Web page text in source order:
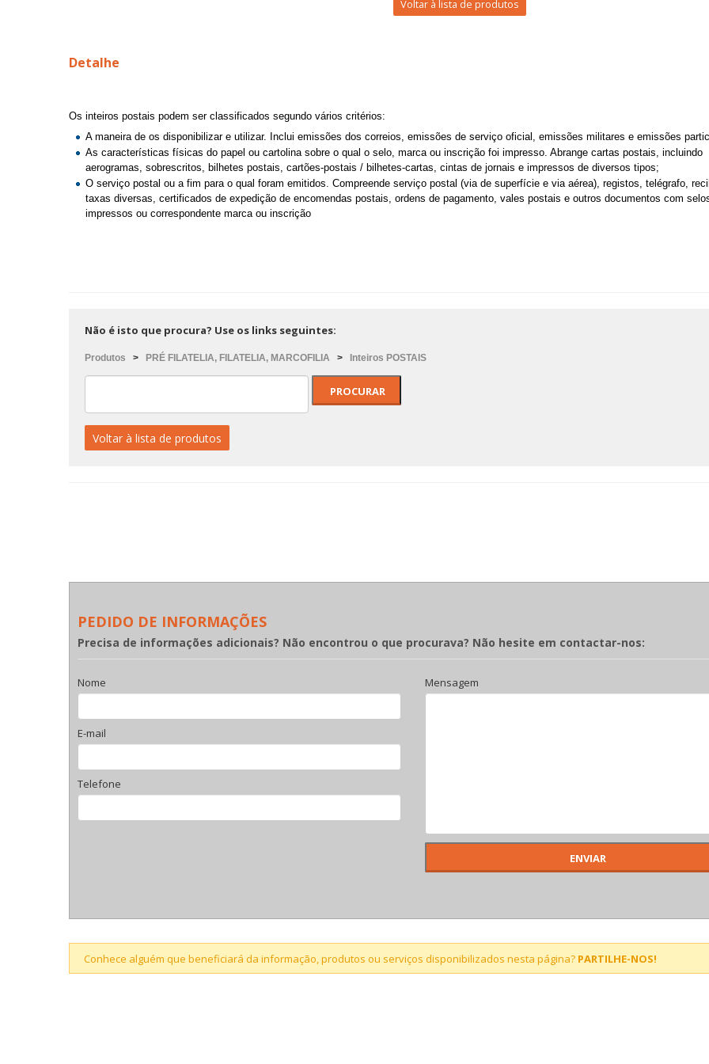
Voltar à lista de produtos
Detalhe
Os inteiros postais podem ser classificados segundo vários critérios:
A maneira de os disponibilizar e utilizar. Inclui emissões dos correios, emissões de serviço oficial, emissões militares e emissões
As características físicas do papel ou cartolina sobre o qual o selo, marca ou inscrição foi impresso. Abrange cartas postais, incluindo
aerogramas, sobrescritos, bilhetes postais, cartões-postais / bilhetes-cartas, cintas de jornais e impressos de diversos tipos;
O serviço postal ou a fim para o qual foram emitidos. Compreende serviço postal (via de superfície e via aérea), registos, telégrafo,
taxas diversas, certificados de expedição de encomendas postais, ordens de pagamento, vales postais e outros documentos com
impressos ou correspondente marca ou inscrição
Não é isto que procura? Use os links seguintes:
Produtos > PRÉ FILATELIA, FILATELIA, MARCOFILIA > Inteiros POSTAIS
Voltar à lista de produtos
PEDIDO DE INFORMAÇÕES
Precisa de informações adicionais? Não encontrou o que procurava? Não hesite em contactar-nos:
Nome
E-mail
Telefone
Mensagem
Conhece alguém que beneficiará da informação, produtos ou serviços disponibilizados nesta página? PARTILHE-NOS!